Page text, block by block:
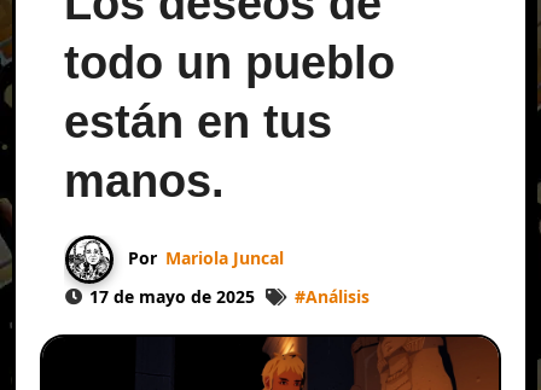
todo un pueblo
están en tus
manos.
Por Mariola Juncal
17 de mayo de 2025
#Análisis